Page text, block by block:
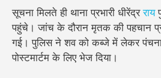
सूचना मिलते ही थाना प्रभारी धीरेंद्रराय
पहुंचे। जांच के दौरान मृतक की पहचान
गई। पुलिस ने शव को कब्जे में लेकर
पोस्टमार्टम के लिए भेज दिया।